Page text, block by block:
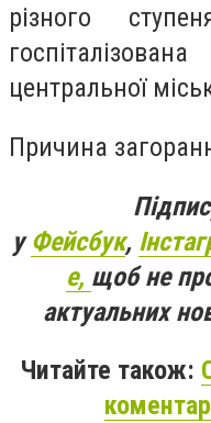
різного
центральної
Причина
уФейсбук,
e, щоб не
актуальних
Читайте також: